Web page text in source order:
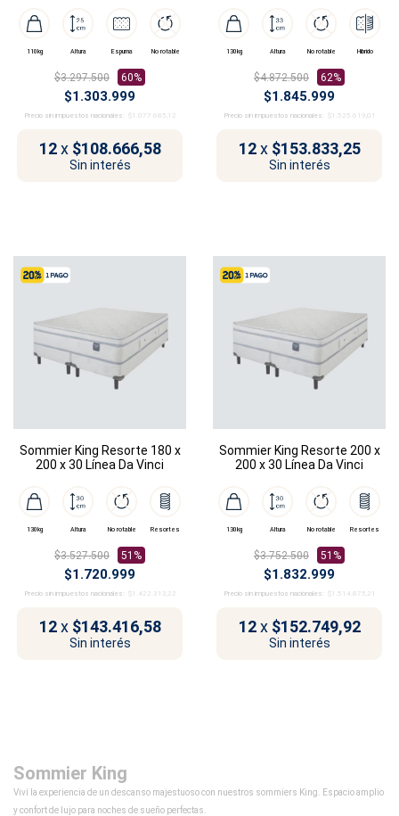
110kg Altura Espuma No rotable
$3.297.500 60%
$1.303.999
Precio sin impuestos nacionales: $1.077.685,12
12 x $108.666,58
Sin interés
130kg Altura No rotable Híbrido
$4.872.500 62%
$1.845.999
Precio sin impuestos nacionales: $1.525.619,01
12 x $153.833,25
Sin interés
Sommier King Resorte 180 x
200 x 30 Línea Da Vinci
130kg Altura No rotable Resortes
$3.527.500 51%
$1.720.999
Precio sin impuestos nacionales: $1.422.313,22
12 x $143.416,58
Sin interés
Sommier King Resorte 200 x
200 x 30 Línea Da Vinci
130kg Altura No rotable Resortes
$3.752.500 51%
$1.832.999
Precio sin impuestos nacionales: $1.514.875,21
12 x $152.749,92
Sin interés
Sommier King
Viví la experiencia de un descanso majestuoso con nuestros sommiers King. Espacio amplio
y confort de lujo para noches de sueño perfectas.